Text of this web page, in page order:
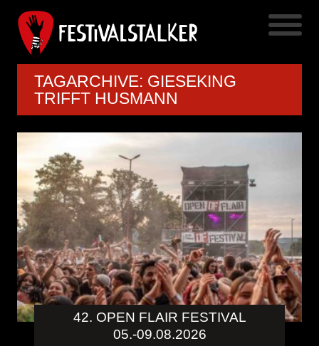
TAGARCHIVE: GIESEKING
TRIFFT HUSMANN
42. OPEN FLAIR FESTIVAL
05.-09.08.2026